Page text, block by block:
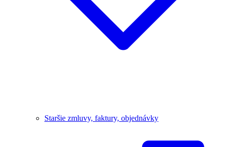
Staršie zmluvy, faktury, objednávky